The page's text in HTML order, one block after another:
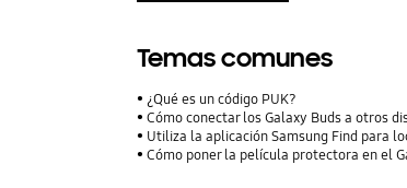
Temas comunes
¿Qué es un código PUK?
Cómo conectar los Galaxy Buds a otros
Utiliza la aplicación Samsung Find para
Cómo poner la película protectora en el